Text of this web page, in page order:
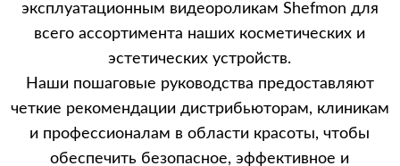
эксплуатационным видеороликам Shefmon для
всего ассортимента наших косметических и
эстетических устройств.
Наши пошаговые руководства предоставляют
четкие рекомендации дистрибьюторам, клиникам
и профессионалам в области красоты, чтобы
обеспечить безопасное, эффективное и